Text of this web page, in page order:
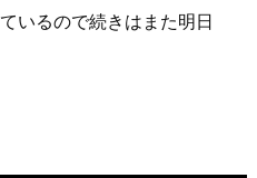
いるので続きはまた明日